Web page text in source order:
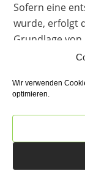
Wir verwenden
optimieren.
Sofern eine
wurde, erfolgt
Grundlage von
1 TTDSG,
Endgerät des
jederzeit
Wenn Ihr
wird eine